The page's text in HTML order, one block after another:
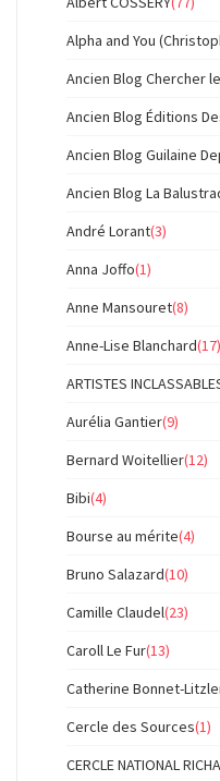
Alpha and You
Ancien Blog Chercher
Ancien Blog Éditions
Ancien Blog Guilaine
Ancien Blog La
André Lorant(3)
Anna Joffo(1)
Anne Mansouret(8)
Anne-Lise Blanchard(17)
ARTISTES
Aurélia Gantier(9)
Bernard Woitellier(12)
Bibi(4)
Bourse au mérite(4)
Bruno Salazard(10)
Camille Claudel(23)
Caroll Le Fur(13)
Catherine Bonnet-
Cercle des Sources(1)
CERCLE NATIONAL